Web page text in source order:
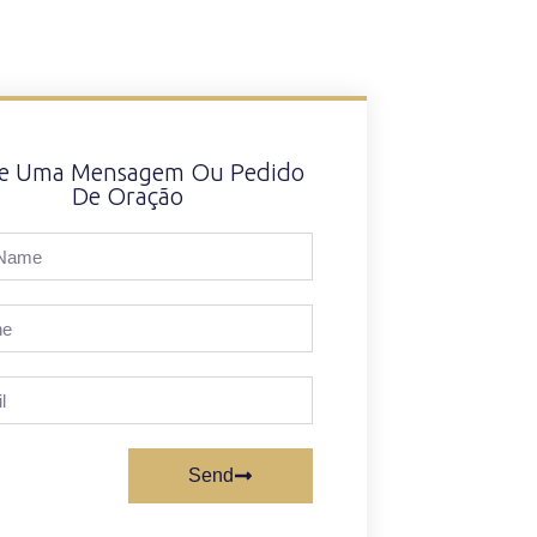
Uma Mensagem Ou Pedido
De Oração
Send